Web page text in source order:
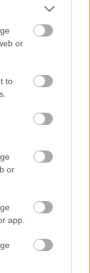
or
to
or
app.
Józsi
ceruza
az egész
az egyre
előrevetítő
László
osztrák–
Tibor és
király
parancsot,
kevés akad a
elérésére
olasz
hadosztályok